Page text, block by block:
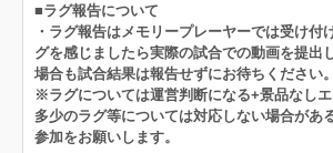
■ラグ報告について
・ラグ報告はメモリープレーヤーでは受け付
グを感じましたら実際の試合での動画を提出
場合も試合結果は報告せずにお待ちください。
※ラグについては運営判断になる+景品なし
多少のラグ等については対応しない場合があ
参加をお願いします。